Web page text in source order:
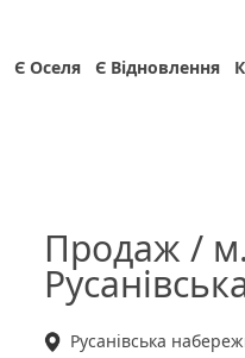
Є Оселя Є Відновлення
Продаж /
Русанівська